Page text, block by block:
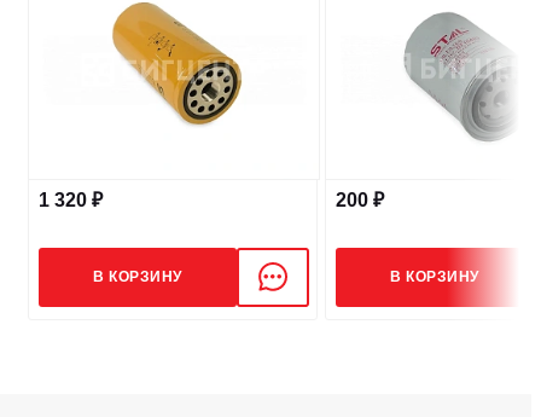
1 320 ₽
В КОРЗИНУ
200 ₽
В КОРЗИНУ